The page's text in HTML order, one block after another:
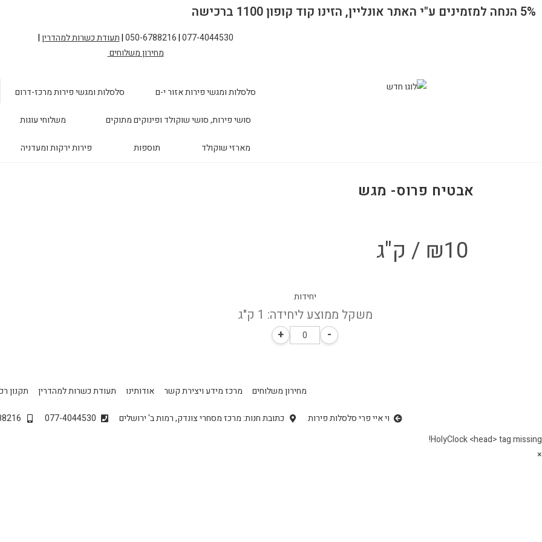
5% הנחה למזמינים ע"י האתר אונליין, הזינו קוד קופון 1100 ברכישה
077-4044530
|
050-6788216
|תעודת כשרות למהדרין|
מחירון משלוחים
סלסלות ומגשי פירות אזור י-ם סלסלות ומגשי פירות מרכז-דרום
סושי פירות, סושי שוקולד ופינוקים מתוקים משלוחי עוגות
מארזי שוקולד תוספות פירות ירקות ומעדניה
אבטיח פרוס- מגש
₪10 / ק"ג
יחידות
משקל ממוצע ליחידה: 1 ק"ג
-
+
מחירון משלוחים מרכז מידע ויצירת קשר אודותינו תעודת כשרות למהדרין תקנון
וי איי פרי סלסלות פירות כתובת חנות: מרכז מסחרי צונדק, רמות ב' ירושלים 077-4044530
HolyClock <head> tag missing!
×